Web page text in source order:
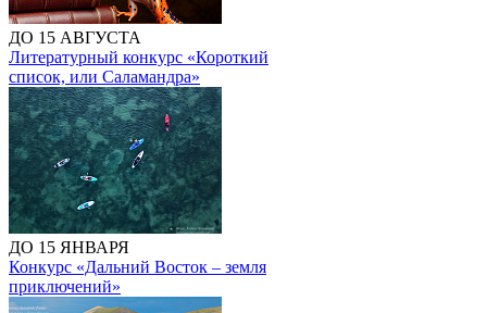
ДО 15 АВГУСТА
Литературный конкурс «Короткий
список, или Саламандра»
ДО 15 ЯНВАРЯ
Конкурс «Дальний Восток – земля
приключений»